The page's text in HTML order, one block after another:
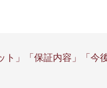
」「保証内容」「今